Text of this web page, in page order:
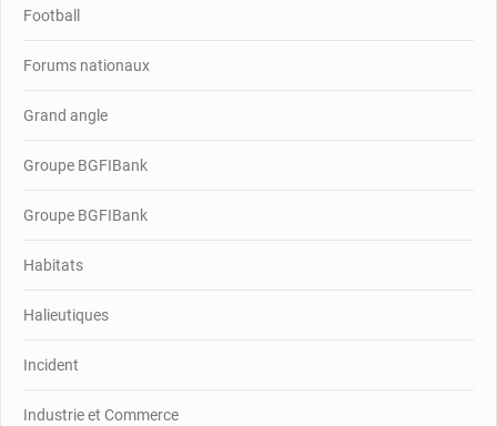
Football
Forums nationaux
Grand angle
Groupe BGFIBank
Groupe BGFIBank
Habitats
Halieutiques
Incident
Industrie et Commerce